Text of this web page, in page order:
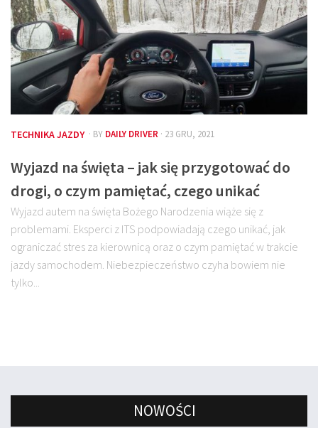
TECHNIKA JAZDY · BY DAILY DRIVER · 23 GRU, 2021
Wyjazd na święta – jak się przygotować do
drogi, o czym pamiętać, czego unikać
Wyjazd autem na święta Bożego Narodzenia wiąże się z
problemami. Eksperci z ITS podpowiadają czego unikać, jak
ograniczać stres za kierownicą oraz o czym pamiętać w trakcie
jazdy samochodem. Niebezpieczeństwo czyha bowiem nie
tylko...
NOWOŚCI